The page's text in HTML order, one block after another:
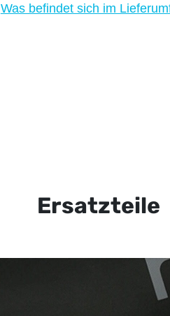
Was befindet sich im
Ersatzteile